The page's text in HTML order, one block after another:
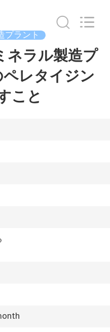
プラント
ネラル製造プ
レタイジン
こと